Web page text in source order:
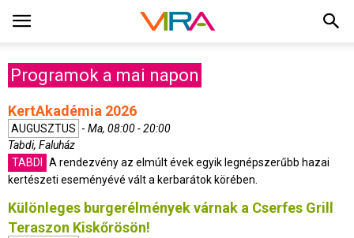
Programok a mai napon
KertAkadémia 2026
AUGUSZTUS - Ma, 08:00 - 20:00
Tabdi, Faluház
TABDI
A rendezvény az elmúlt évek egyik legnépszerűbb hazai
kertészeti eseményévé vált a kerbarátok körében.
Különleges burgerélmények várnak a Cserfes Grill
Teraszon Kiskőrösön!